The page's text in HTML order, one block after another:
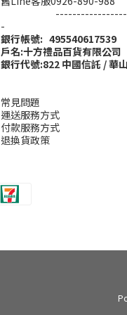
-
銀行帳號:
戶名:十方禮品百貨有限公司
銀行代號:822 中國信託 / 華
常見問題
運送服務方式
付款服務方式
退換貨政策